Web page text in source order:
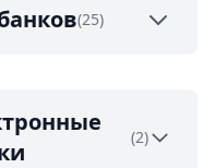
(25)
(2)